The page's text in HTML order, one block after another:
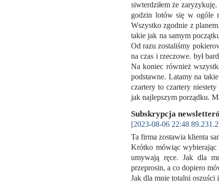
siwterdziłem że
godzin lotów się w ogóle
Wszystko zgodnie z
takie jak na samym
Od razu zostaliśmy
na czas i rzeczowe. był
Na koniec również
podstawne. Latamy na
czartery to czartery
jak najlepszym porządku.
Subskrypcja
[2023-08-06 22:48
Ta firma zostawia klienta
Krótko mówiąc
umywają ręce. Jak dla
przeprosin, a co dopiero
Jak dla mnie totalni